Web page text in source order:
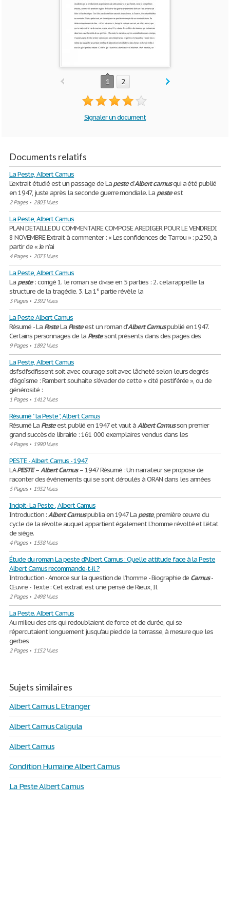
1 2
Signaler un document
Documents relatifs
La Peste, Albert Camus
L’extrait étudié est un passage de Lapested’Albertcamusqui a été publié
en 1947, juste après la seconde guerre mondiale. La pesteest
2 Pages• 2803 Vues
La Peste, Albert Camus
PLAN DETAILLE DU COMMENTAIRE COMPOSE A REDIGER POUR LE VENDREDI
8 NOVEMBRE Extrait à commenter : « Les confidences de Tarrou » : p.250, à
partir de « Je n’ai
4 Pages• 2073 Vues
La Peste, Albert Camus
La peste: corrigé 1. le roman se divise en 5 parties : 2. cela rappelle la
structure de la tragédie. 3. La 1° partie révèle la
3 Pages• 2392 Vues
La Peste Albert Camus
Résumé - La PesteLa Pesteest un roman d'Albert Camuspublié en 1947.
Certains personnages de la Pestesont présents dans des pages des
9 Pages• 1892 Vues
La Peste, Albert Camus
dsfsdfsdfissent soit avec courage soit avec lâcheté selon leurs degrés
d’égoïsme : Rambert souhaite s’évader de cette « cité pestiférée », ou de
générosité :
1 Pages• 1412 Vues
Résumé " la Peste ", Albert Camus
Résumé La Pesteest publié en 1947 et vaut àAlbertCamusson premier
grand succès de librairie : 161 000 exemplaires vendus dans les
4 Pages• 1990 Vues
PESTE - Albert Camus - 1947
LAPESTE–Albert Camus– 1947 Résumé : Un narrateur se propose de
raconter des événements qui se sont déroulés à ORAN dans les années
5 Pages• 1932 Vues
Incipit- La Peste , Albert Camus
Introduction :Albert Camuspublia en 1947 La peste, première œuvre du
cycle de la révolte auquel appartient également L’homme révolté et L’état
de siège.
4 Pages• 1538 Vues
Étude du roman La peste d'Albert Camus : Quelle attitude face à la Peste
Albert Camus recommande-t-il ?
Introduction - Amorce sur la question de l’homme - Biographie de Camus-
Œuvre - Texte : Cet extrait est une pensé de Rieux, Il
2 Pages• 2498 Vues
La Peste. Albert Camus
Au milieu des cris qui redoublaient de force et de durée, qui se
répercutaient longuement jusqu'au pied de la terrasse, à mesure que les
gerbes
2 Pages• 1152 Vues
Sujets similaires
Albert Camus L Etranger
Albert Camus Caligula
Albert Camus
Condition Humaine Albert Camus
La Peste Albert Camus